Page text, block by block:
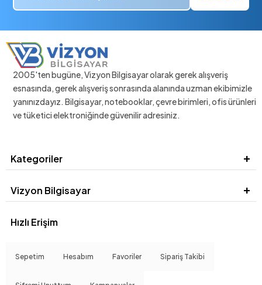
2005'ten bugüne, Vizyon Bilgisayar olarak gerek alışveriş
esnasında, gerek alışveriş sonrasında alanında uzman ekibimizle
yanınızdayız. Bilgisayar, notebooklar, çevre birimleri, ofis ürünleri
ve tüketici elektroniğinde güvenilir adresiniz.
Kategoriler
Vizyon Bilgisayar
Hızlı Erişim
Sepetim Hesabım Favoriler Sipariş Takibi